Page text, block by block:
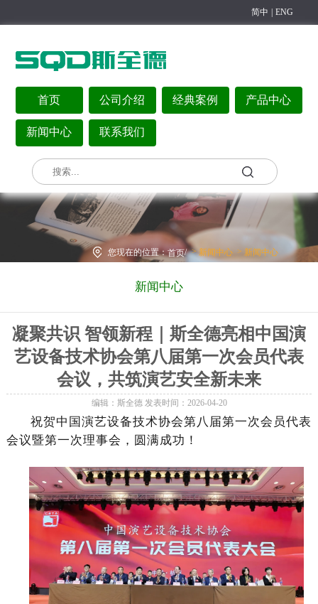
简中 ENG
首页 公司介绍 经典案例 产品中心
新闻中心 联系我们
您现在的位置：首页/ >新闻中心 > 新闻中心
新闻中心
凝聚共识 智领新程｜斯全德亮相中国演
艺设备技术协会第八届第一次会员代表
会议，共筑演艺安全新未来
编辑：斯全德 发表时间：2026-04-20
祝贺中国演艺设备技术协会第八届第一次会员代表
会议暨第一次理事会，圆满成功！